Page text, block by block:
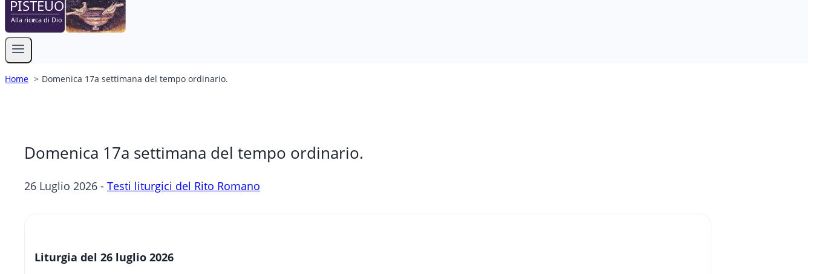
Home Domenica 17a settimana del tempo ordinario.
Domenica 17a settimana del tempo ordinario.
26 Luglio 2026 - Testi liturgici del Rito Romano
Liturgia del 26 luglio 2026